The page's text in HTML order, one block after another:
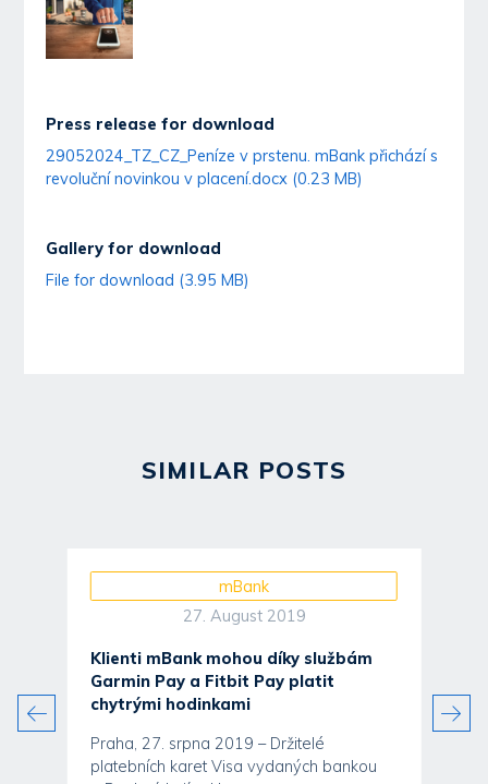
Press release for download
29052024_TZ_CZ_Peníze v prstenu. mBank přichází s
revoluční novinkou v placení.docx (0.23 MB)
Gallery for download
File for download (3.95 MB)
SIMILAR POSTS
mBank
27. August 2019
Klienti mBank mohou díky službám
Garmin Pay a Fitbit Pay platit
chytrými hodinkami
Praha, 27. srpna 2019 – Držitelé
platebních karet Visa vydaných bankou